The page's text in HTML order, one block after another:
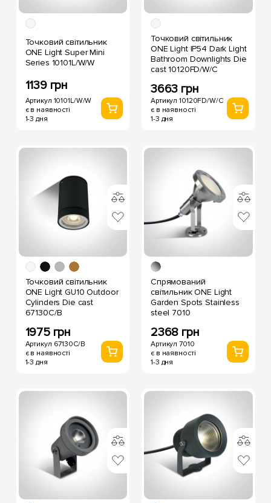
Точковий світильник
ONE Light Super Mini
Series 10101L/W/W
1139 грн
Артикул 10101L/W/W
є в наявності
1-3 дня
Точковий світильник
ONE Light IP54 Dark Light
Bathroom Downlights Die
cast 10120FD/W/C
3663 грн
Артикул 10120FD/W/C
є в наявності
1-3 дня
Точковий світильник
ONE Light GU10 Outdoor
Cylinders Die cast
67130C/B
1975 грн
Артикул 67130C/B
є в наявності
1-3 дня
Спрямований
світильник ONE Light
Garden Spots Stainless
steel 7010
2368 грн
Артикул 7010
є в наявності
1-3 дня